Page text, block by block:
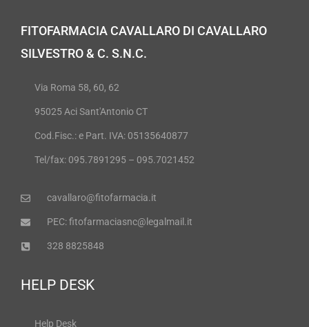
FITOFARMACIA CAVALLARO DI CAVALLARO
SILVESTRO & C. S.N.C.
Via Roma 58, 60, 62
95025 Aci Sant'Antonio CT
Cod.Fisc.: e Part. IVA: 05135640877
Tel/fax: 095.7891295 – 095.7021452
cavallaro@fitofarmacia.it
PEC: fitofarmaciasnc@legalmail.it
328 8825848
HELP DESK
Help Desk